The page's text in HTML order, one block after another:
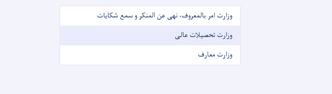
وزارت امر بالمعروف، نهی عن المنکر و سمع شکایات
وزارت تحصیلات عالی
وزارت معارف